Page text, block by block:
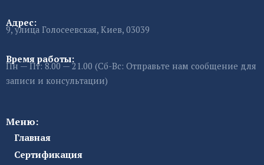
Адрес:
9, улица Голосеевская, Киев, 03039
Время работы:
Пн — Пт: 8.00 — 21.00 (Сб-Вс: Отправьте нам сообщение для
записи и консультации)
Меню:
Главная
Сертификация